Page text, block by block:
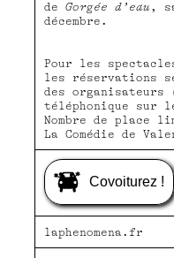
laphenomena.fr
mar 29.11 20h00
Représentation
LUSSAS,
jeu 1.12 20h00
VALLON-PONT-
ven 2.12 20h00
TOURNON-SUR-
BOUVIER
mar 6.12 20h00
MONTOISON, SALLE
de Gorgée d’eau ,
décembre.
Pour les
les réservations
des
téléphonique sur
Nombre de place
La Comédie de
Covoiturez !